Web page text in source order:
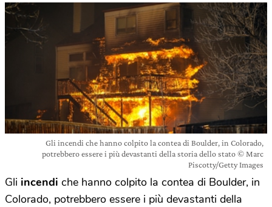
Gli incendi che hanno colpito la contea di Boulder, in Colorado,
potrebbero essere i più devastanti della storia dello stato © Marc
Piscotty/Getty Images
Gli incendi che hanno colpito la contea di Boulder, in
Colorado, potrebbero essere i più devastanti della